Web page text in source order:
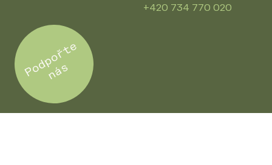
+420 734 770 020